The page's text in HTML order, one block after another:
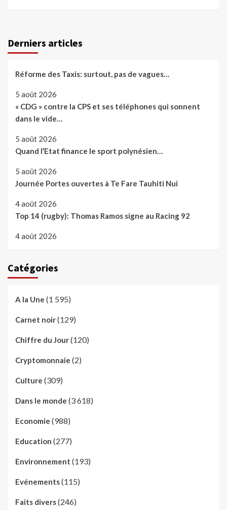
Derniers articles
Réforme des Taxis: surtout, pas de vagues…
5 août 2026
« CDG » contre la CPS et ses téléphones qui sonnent
dans le vide…
5 août 2026
Quand l’Etat finance le sport polynésien…
5 août 2026
Journée Portes ouvertes à Te Fare Tauhiti Nui
4 août 2026
Top 14 (rugby): Thomas Ramos signe au Racing 92
4 août 2026
Catégories
A la Une (1 595)
Carnet noir(129)
Chiffre du Jour(120)
Cryptomonnaie (2)
Culture (309)
Dans le monde (3 618)
Economie (988)
Education (277)
Environnement (193)
Evénements(115)
Faits divers(246)